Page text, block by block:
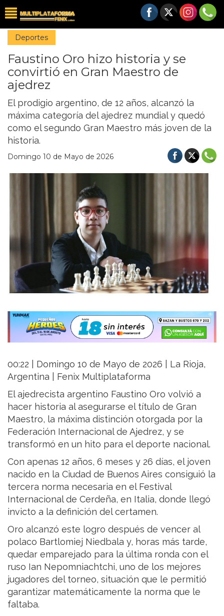
Deportes
Faustino Oro hizo historia y se
convirtió en Gran Maestro de
ajedrez
El prodigio argentino, de 12 años, alcanzó la
máxima categoría del ajedrez mundial y quedó
como el segundo Gran Maestro más joven de la
historia.
Domingo 10 de Mayo de 2026
00:22 | Domingo 10 de Mayo de 2026 | La Rioja,
Argentina | Fenix Multiplataforma
El ajedrecista argentino Faustino Oro volvió a
hacer historia al asegurarse el título de Gran
Maestro, la máxima distinción otorgada por la
Federación Internacional de Ajedrez, y se
transformó en un hito para el deporte nacional.
Con apenas 12 años, 6 meses y 26 días, el joven
nacido en la Ciudad de Buenos Aires consiguió la
tercera norma necesaria en el Festival
Internacional de Cerdeña, en Italia, donde llegó
invicto a la definición del certamen.
Oro alcanzó este logro después de vencer al
polaco Bartlomiej Niedbala y, horas más tarde,
quedar emparejado para la última ronda con el
ruso Ian Nepomniachtchi, uno de los mejores
jugadores del torneo, situación que le permitió
garantizar matemáticamente la norma que le
faltaba.